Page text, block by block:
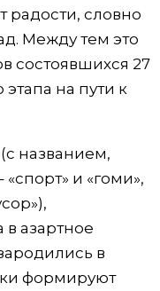
радости, словно
Между тем это
состоявшихся 27
на пути к
названием,
и «гоми»,
азартное
в
формируют